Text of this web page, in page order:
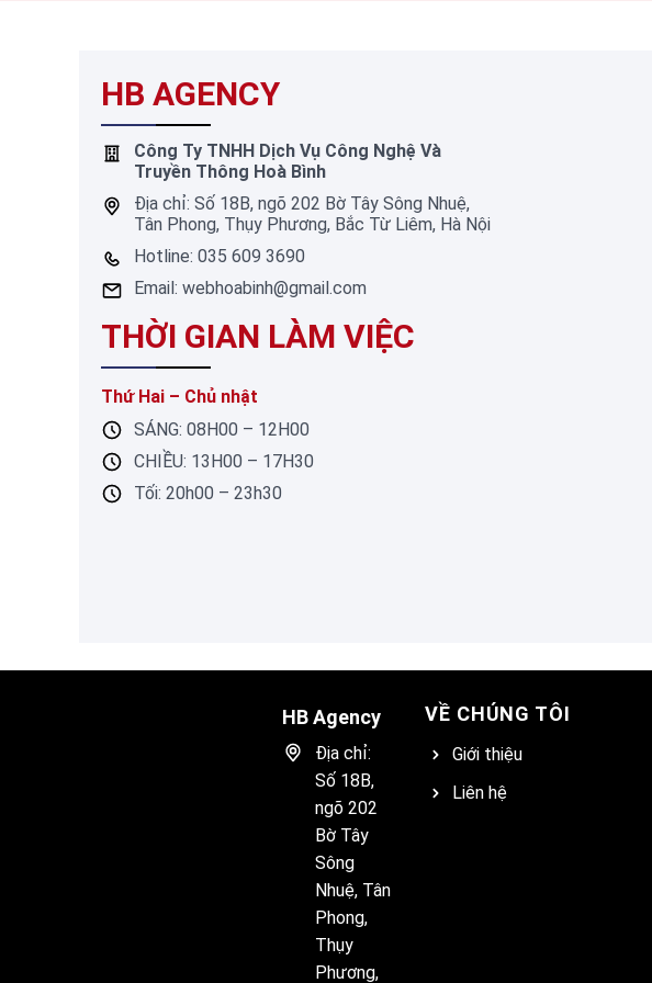
HB AGENCY
Công Ty TNHH Dịch Vụ Công Nghệ Và
Truyền Thông Hoà Bình
Địa chỉ: Số 18B, ngõ 202 Bờ Tây Sông Nhuệ,
Tân Phong, Thụy Phương, Bắc Từ Liêm, Hà Nội
Hotline: 035 609 3690
Email: webhoabinh@gmail.com
THỜI GIAN LÀM VIỆC
Thứ Hai – Chủ nhật
SÁNG: 08H00 – 12H00
CHIỀU: 13H00 – 17H30
Tối: 20h00 – 23h30
HB Agency
Địa chỉ:
Số 18B,
ngõ 202
Bờ Tây
Sông
Nhuệ, Tân
Phong,
Thụy
Phương,
VỀ CHÚNG TÔI
Giới thiệu
Liên hệ